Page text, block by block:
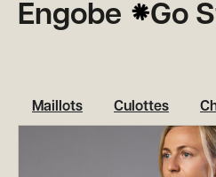
Engobe Go
Maillots Culottes